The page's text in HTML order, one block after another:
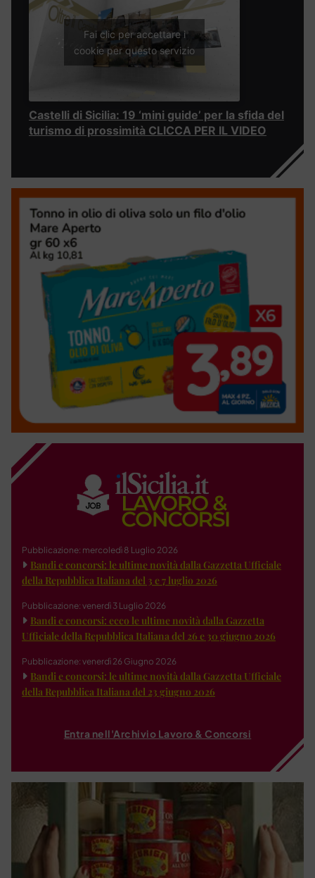
Fai clic per accettare i
cookie per questo servizio
Castelli di Sicilia: 19 ‘mini guide’ per la sfida del
turismo di prossimità CLICCA PER IL VIDEO
Pubblicazione: mercoledì 8 Luglio 2026
Bandi e concorsi: le ultime novità dalla Gazzetta Ufficiale
della Repubblica Italiana del 3 e 7 luglio 2026
Pubblicazione: venerdì 3 Luglio 2026
Bandi e concorsi: ecco le ultime novità dalla Gazzetta
Ufficiale della Repubblica Italiana del 26 e 30 giugno 2026
Pubblicazione: venerdì 26 Giugno 2026
Bandi e concorsi: le ultime novità dalla Gazzetta Ufficiale
della Repubblica Italiana del 23 giugno 2026
Entra nell'Archivio Lavoro & Concorsi